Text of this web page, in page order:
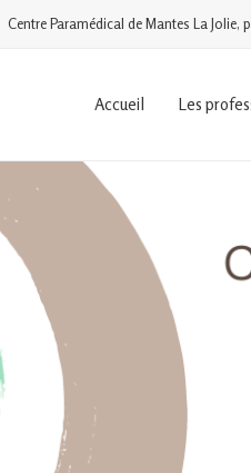
Centre Paramédical de Mantes La
Accueil Les